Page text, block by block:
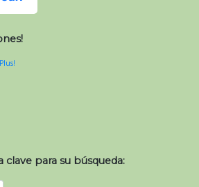
clave para su búsqueda: